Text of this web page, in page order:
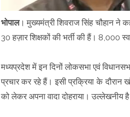
भोपाल। मुख्यमंत्री शिवराज सिंह चौहान ने
30 हज़ार शिक्षकों की भर्ती की हैं। 8,000
मध्यप्रदेश में इन दिनों लोकसभा एवं
प्रचार कर रहे हैं। इसी प्रक्रिया के दौरान
को लेकर अपना वादा दोहराया। उल्लेखनीय